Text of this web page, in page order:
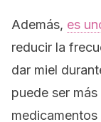
Además, es
reducir la
dar miel
puede ser